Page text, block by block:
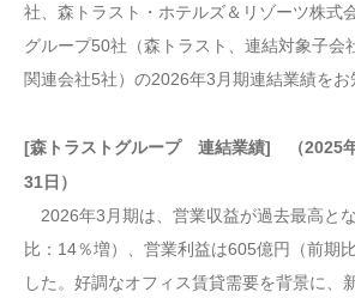
社、森トラスト・ホテルズ＆リゾーツ株式
グループ50社（森トラスト、連結対象子会
関連会社5社）の2026年3月期連結業績をお
[森トラストグループ 連結業績] （2025
31日）
2026年3月期は、営業収益が過去最高と
比：14％増）、営業利益は605億円（前期
した。好調なオフィス賃貸需要を背景に、